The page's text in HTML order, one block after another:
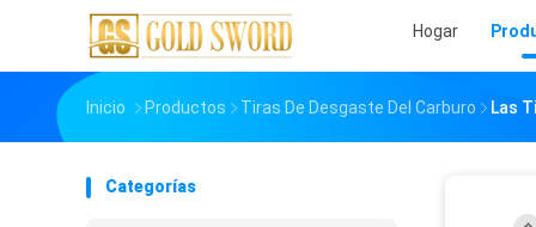
Hogar
Inicio Productos Tiras De Desgaste Del Carburo Las
Categorías